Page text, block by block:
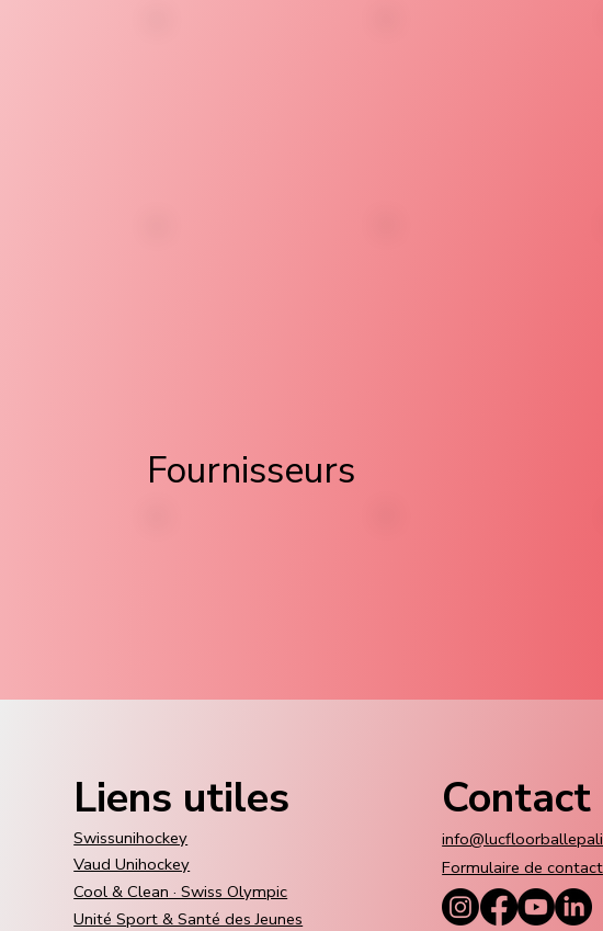
Fournisseurs
Liens utiles
Swissunihockey
Vaud Unihockey
Cool & Clean · Swiss Olympic
Unité Sport & Santé des Jeunes
Contact
Formulaire de contact